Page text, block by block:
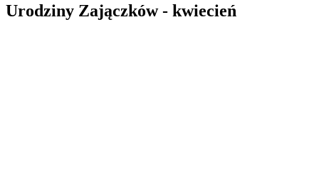
Urodziny Zajączków - kwiecień